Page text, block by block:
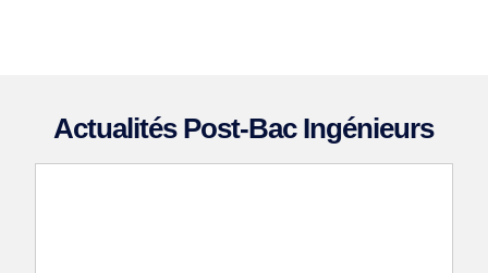
Actualités Post-Bac Ingénieurs